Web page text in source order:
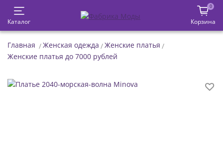
Каталог
0
Корзина
Главная Женская одежда
Женские платья
Женские платья до 7000 рублей